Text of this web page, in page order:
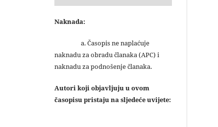
Naknada:
a. Časopis ne naplaćuje
naknadu za obradu članaka (APC) i
naknadu za podnošenje članaka.
Autori koji objavljuju u ovom
časopisu pristaju na sljedeće uvijete: